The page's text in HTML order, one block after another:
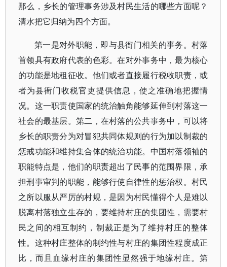
那么，乡长的管理事务涉及村民生活的哪些方面呢？
清水把它归纳为四个方面。
第一是对外职能，即与县衙门相关的事务。村落
首领具有政府代表的色彩。在对外事务中，最为核心
的功能是地租征收。他们或者直接履行税收职责，或
者为县衙门收税官吏提供信息，使之准确地把握情
况。这一职责使国家的统治触角能够延伸到村落这一
社会的最基层。第二，在村落的公共事务中，可以将
乡长的职责分为对冒犯共同体规则的行为加以制裁的
惩戒功能和维持集合体的统治功能。中国村落领袖的
职能特点是，他们的职责超出了民事的范围界限，承
担刑事审判的职能，能够行使自律性的惩治权。村民
之所以服从严厉的村规，是因为村民懂得个人是难以
脱离村落独立生存的，要维持村庄的集团性，需要村
民之间的相互制约，制裁正是为了维持村庄的整体
性。这种村庄整体的制约性与村庄的集团性程度成正
比，而且血缘村庄的集团性显然强于地缘村庄。第